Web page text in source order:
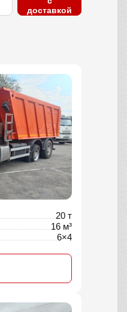
доставкой
20 т
16 м³
6×4